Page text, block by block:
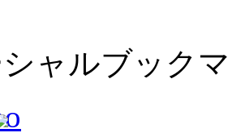
ャルブック